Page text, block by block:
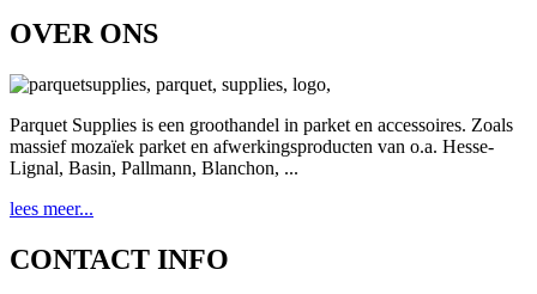
OVER ONS
Parquet Supplies is een groothandel in parket en accessoires. Zoals
massief mozaïek parket en afwerkingsproducten van o.a. Hesse-
Lignal, Basin, Pallmann, Blanchon, ...
lees meer...
CONTACT INFO